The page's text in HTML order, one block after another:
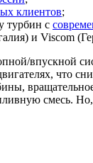
клиентов;
турбин с
и Viscom
впускной
что
смесь.